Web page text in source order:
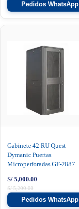
Pedidos WhatsApp
Gabinete 42 RU Quest
Dymanic Puertas
Microperforadas GF-2887
S/5,200.00
S/ 5,000.00
Pedidos WhatsApp